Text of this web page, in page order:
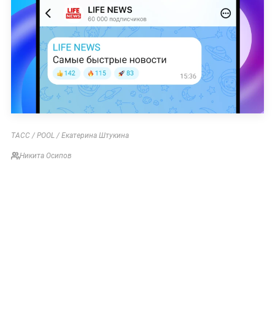
ТАСС / POOL / Екатерина Штукина
Никита Осипов